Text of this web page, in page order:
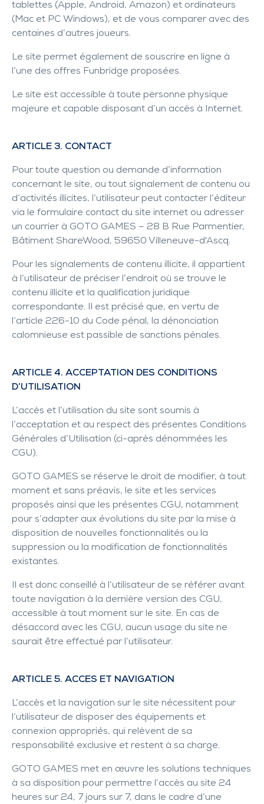
tablettes (Apple, Android, Amazon) et ordinateurs
(Mac et PC Windows), et de vous comparer avec des
centaines d’autres joueurs.
Le site permet également de souscrire en ligne à
l’une des offres Funbridge proposées.
Le site est accessible à toute personne physique
majeure et capable disposant d’un accès à Internet.
ARTICLE 3. CONTACT
Pour toute question ou demande d’information
concernant le site, ou tout signalement de contenu ou
d’activités illicites, l’utilisateur peut contacter l’éditeur
via le formulaire contact du site internet ou adresser
un courrier à GOTO GAMES – 28 B Rue Parmentier,
Bâtiment ShareWood, 59650 Villeneuve-d'Ascq.
Pour les signalements de contenu illicite, il appartient
à l’utilisateur de préciser l’endroit où se trouve le
contenu illicite et la qualification juridique
correspondante. Il est précisé que, en vertu de
l’article 226-10 du Code pénal, la dénonciation
calomnieuse est passible de sanctions pénales.
ARTICLE 4. ACCEPTATION DES CONDITIONS
D’UTILISATION
L’accès et l’utilisation du site sont soumis à
l’acceptation et au respect des présentes Conditions
Générales d’Utilisation (ci-après dénommées les
CGU).
GOTO GAMES se réserve le droit de modifier, à tout
moment et sans préavis, le site et les services
proposés ainsi que les présentes CGU, notamment
pour s’adapter aux évolutions du site par la mise à
disposition de nouvelles fonctionnalités ou la
suppression ou la modification de fonctionnalités
existantes.
Il est donc conseillé à l’utilisateur de se référer avant
toute navigation à la dernière version des CGU,
accessible à tout moment sur le site. En cas de
désaccord avec les CGU, aucun usage du site ne
saurait être effectué par l’utilisateur.
ARTICLE 5. ACCES ET NAVIGATION
L’accès et la navigation sur le site nécessitent pour
l’utilisateur de disposer des équipements et
connexion appropriés, qui relèvent de sa
responsabilité exclusive et restent à sa charge.
GOTO GAMES met en œuvre les solutions techniques
à sa disposition pour permettre l’accès au site 24
heures sur 24, 7 jours sur 7, dans le cadre d’une